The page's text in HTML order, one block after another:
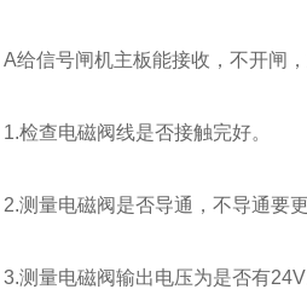
A给信号闸机主板能接收，不开闸
1.检查电磁阀线是否接触完好。
2.测量电磁阀是否导通，不导通要
3.测量电磁阀输出电压为是否有24V